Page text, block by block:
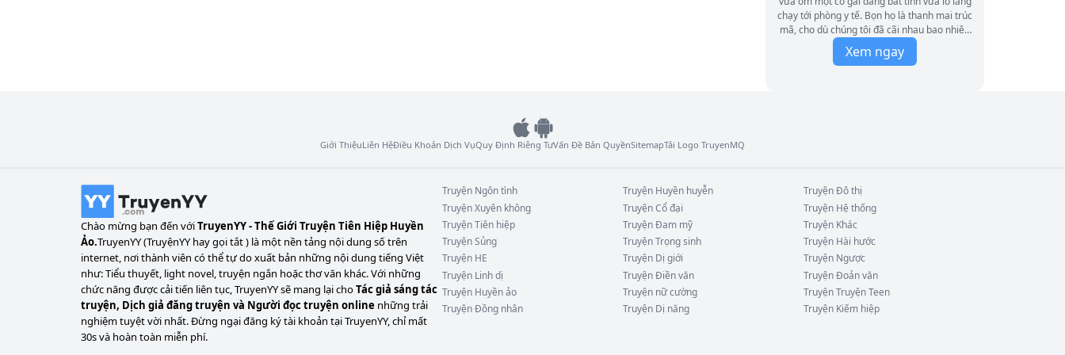
chạy tới phòng y tế. Bọn họ là thanh mai trúc
mã, cho dù chúng tôi đã cãi nhau bao nhiêu
lần vì chuyện này, anh ta vẫn không chịu rời
Xem ngay
Giới ThiệuLiên HệĐiều Khoản Dịch VụQuy Định Riêng TưVấn Đề Bản QuyềnSitemapTải Logo TruyenMQ
Chào mừng bạn đến vớiTruyenYY - Thế Giới Truyện Tiên Hiệp Huyền
Ảo.TruyenYY (TruyệnYY hay gọi tắt ) là một nền tảng nội dung số trên
internet, nơi thành viên có thể tự do xuất bản những nội dung tiếng Việt
như: Tiểu thuyết, light novel, truyện ngắn hoặc thơ văn khác. Với những
chức năng được cải tiến liên tục, TruyenYY sẽ mang lại choTác giả sáng tác
truyện, Dịch giả đăng truyện và Người đọc truyện online những trải
nghiệm tuyệt vời nhất. Đừng ngại đăng ký tài khoản tại TruyenYY, chỉ mất
30s và hoàn toàn miễn phí.
Truyện Ngôn tình Truyện Huyền huyễn TruyệnĐô thị
TruyệnXuyên không TruyệnCổ đại Truyện Hệ thống
TruyệnTiên hiệp TruyệnĐam mỹ Truyện Khác
TruyệnSủng TruyệnTrọng sinh Truyện Hài hước
Truyện HE Truyện Dị giới Truyện Ngược
Truyện Linh dị TruyệnĐiền văn TruyệnĐoản văn
Truyện Huyền ảo Truyện nữ cường TruyệnTruyện Teen
TruyệnĐồng nhân Truyện Dị năng Truyện Kiếm hiệp